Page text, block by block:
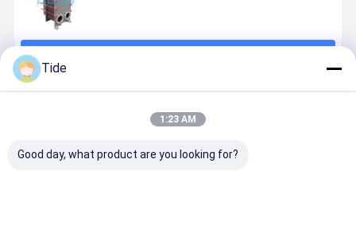
Prodotti Raccomandati
Tide
1:23 AM
Good day, what product are you looking for?